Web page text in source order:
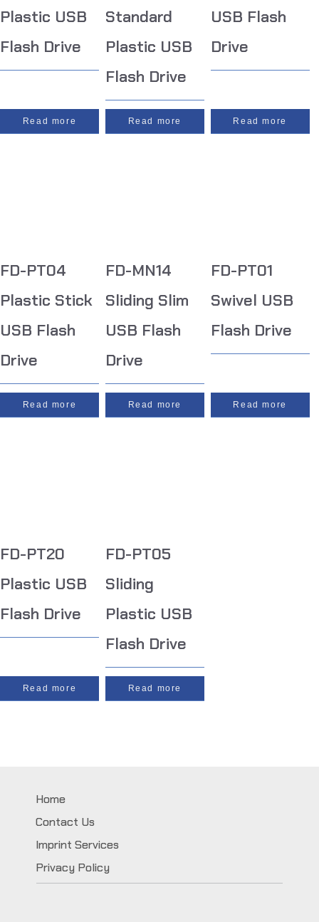
Plastic USB
Flash Drive
Read more
Standard
Plastic USB
Flash Drive
Read more
USB Flash
Drive
Read more
FD-PT04
Plastic Stick
USB Flash
Drive
Read more
FD-MN14
Sliding Slim
USB Flash
Drive
Read more
FD-PT01
Swivel USB
Flash Drive
Read more
FD-PT20
Plastic USB
Flash Drive
Read more
FD-PT05
Sliding
Plastic USB
Flash Drive
Read more
Home
Contact Us
Imprint Services
Privacy Policy